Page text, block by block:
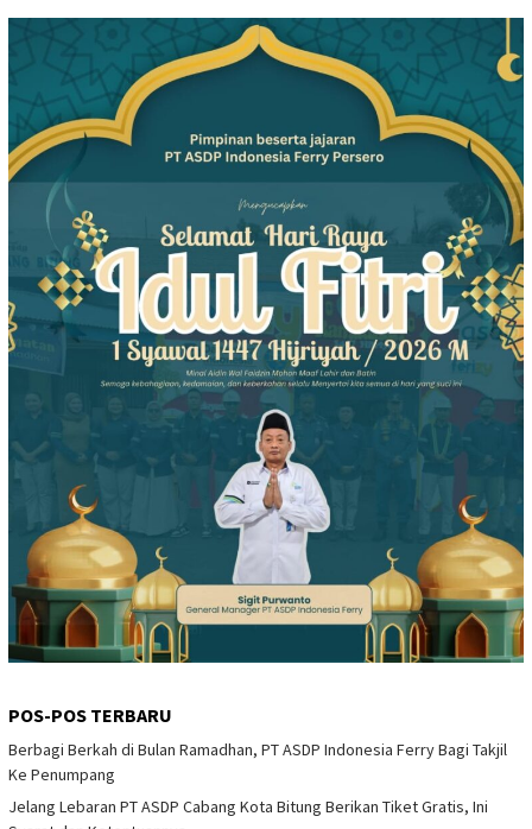
POS-POS TERBARU
Berbagi Berkah di Bulan Ramadhan, PT ASDP Indonesia Ferry Bagi Takjil
Ke Penumpang
Jelang Lebaran PT ASDP Cabang Kota Bitung Berikan Tiket Gratis, Ini